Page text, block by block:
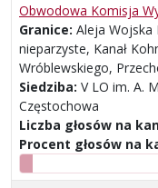
Obwodowa Komisja
Granice: Aleja Wojska
nieparzyste, Kanał
Wróblewskiego,
Siedziba: V LO im. A.
Częstochowa
Liczba głosów na
Procent głosów na